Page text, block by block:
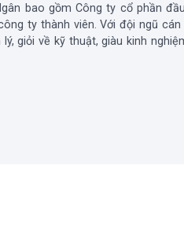
bao gồm Công ty cổ phần
ty thành viên. Với đội ngũ
giỏi về kỹ thuật, giàu kinh